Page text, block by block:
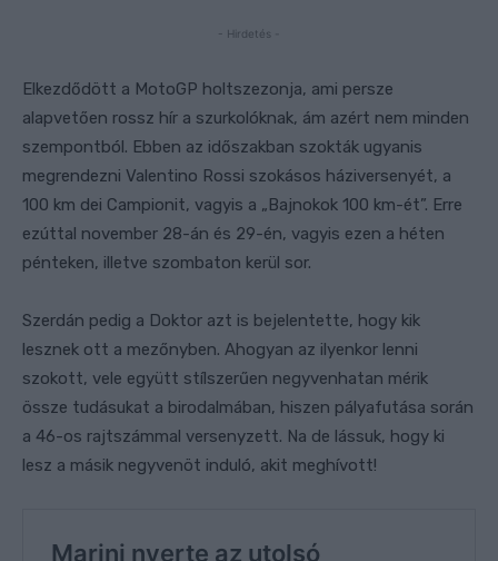
- Hirdetés -
Elkezdődött a MotoGP holtszezonja, ami persze
alapvetően rossz hír a szurkolóknak, ám azért nem minden
szempontból. Ebben az időszakban szokták ugyanis
megrendezni Valentino Rossi szokásos háziversenyét, a
100 km dei Campionit, vagyis a „Bajnokok 100 km-ét”. Erre
ezúttal november 28-án és 29-én, vagyis ezen a héten
pénteken, illetve szombaton kerül sor.
Szerdán pedig a Doktor azt is bejelentette, hogy kik
lesznek ott a mezőnyben. Ahogyan az ilyenkor lenni
szokott, vele együtt stílszerűen negyvenhatan mérik
össze tudásukat a birodalmában, hiszen pályafutása során
a 46-os rajtszámmal versenyzett. Na de lássuk, hogy ki
lesz a másik negyvenöt induló, akit meghívott!